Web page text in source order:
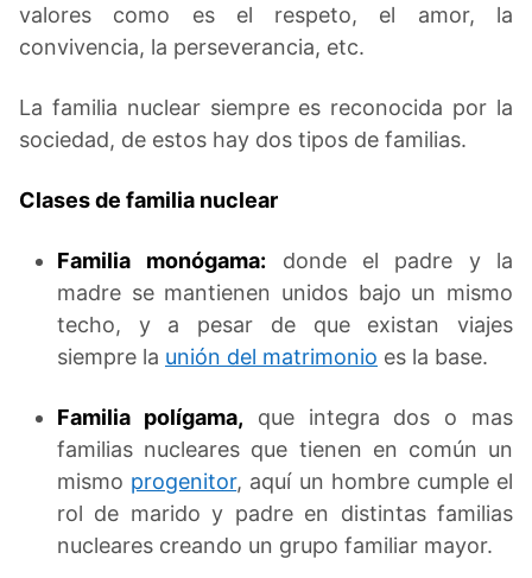
valores como es el respeto, el amor, la
convivencia, la perseverancia, etc.
La familia nuclear siempre es reconocida por la
sociedad, de estos hay dos tipos de familias.
Clases de familia nuclear
Familia monógama: donde el padre y la
madre se mantienen unidos bajo un mismo
techo, y a pesar de que existan viajes
siempre la unión del matrimonio es la base.
Familia polígama, que integra dos o mas
familias nucleares que tienen en común un
mismo progenitor, aquí un hombre cumple el
rol de marido y padre en distintas familias
nucleares creando un grupo familiar mayor.